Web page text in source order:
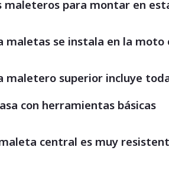
maleteros para montar en
maletas se instala en la
maletero superior incluye
con herramientas básicas
central es muy